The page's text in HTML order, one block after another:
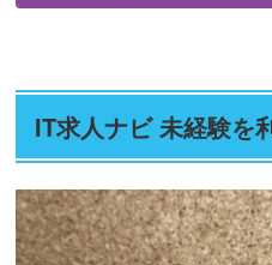
IT求人ナビ 未経験を